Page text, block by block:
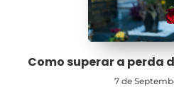
Como superar a perda
7 de